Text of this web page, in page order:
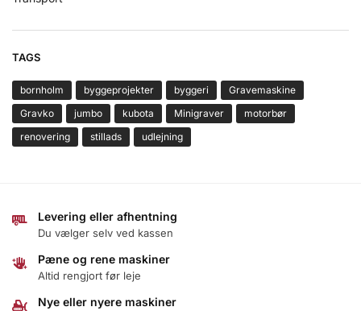
TAGS
bornholm byggeprojekter byggeri
Gravemaskine
Gravko
jumbo kubota Minigraver
motorbør
renovering
stillads udlejning
Levering eller afhentning
Du vælger selv ved kassen
Pæne og rene maskiner
Altid rengjort før leje
Nye eller nyere maskiner